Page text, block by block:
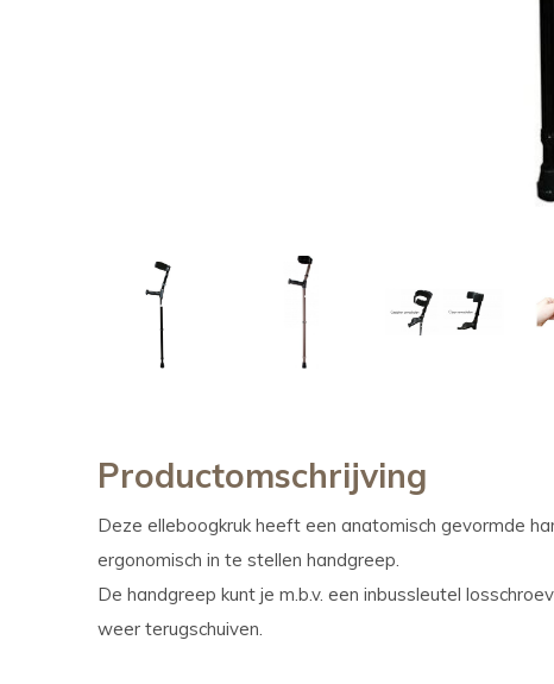
Productomschrijving
Deze elleboogkruk heeft een anatomisch gevormde
ergonomisch in te stellen handgreep.
De handgreep kunt je m.b.v. een inbussleutel
weer terugschuiven.